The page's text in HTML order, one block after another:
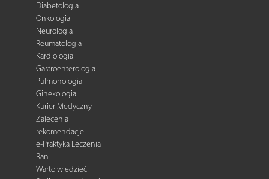
Diabetologia
Onkologia
Neurologia
Reumatologia
Kardiologia
Gastroenterologia
Pulmonologia
Ginekologia
Kurier Medyczny
Zalecenia i
rekomendacje
e-Praktyka Leczenia
Ran
Warto wiedzieć